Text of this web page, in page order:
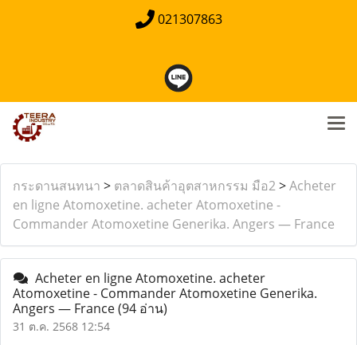
021307863
กระดานสนทนา > ตลาดสินค้าอุตสาหกรรม มือ2>Acheter
en ligne Atomoxetine. acheter Atomoxetine -
Commander Atomoxetine Generika. Angers — France
Acheter en ligne Atomoxetine. acheter
Atomoxetine - Commander Atomoxetine Generika.
Angers — France(94 อ่าน)
31 ต.ค. 2568 12:54